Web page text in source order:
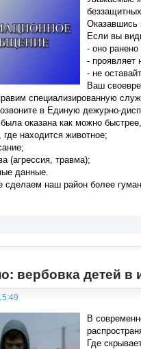
Оказавшись
Если вы
- оно
- проявляет
- не
Ваш
специализированную
в Единую дежурно-
оказана как можно
находится животное;
(агрессия, травма);
данные.
сделаем наш район более
вербовка детей в
В
Где